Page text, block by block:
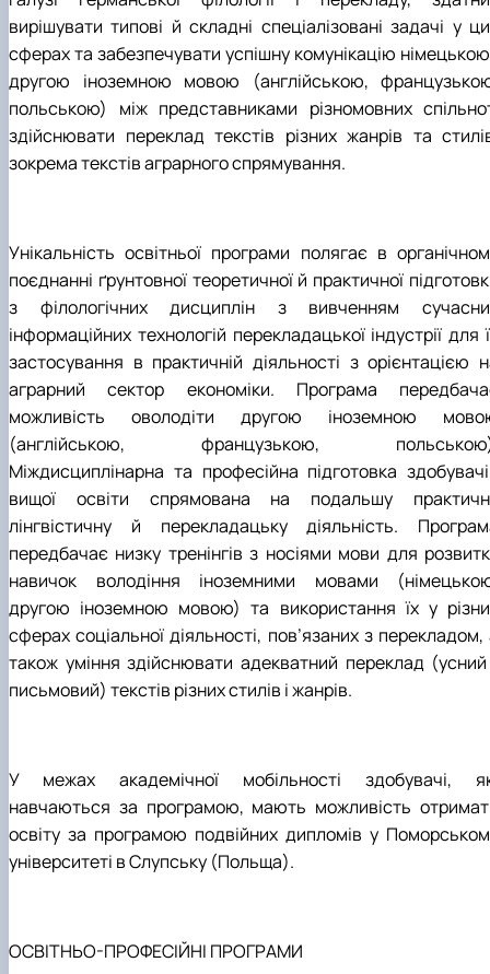
вирішувати типові й складні спеціалізовані задачі у
сферах та забезпечувати успішну комунікацію німецькою
другою іноземною мовою (англійською,
польською) між представниками різномовних
здійснювати переклад текстів різних жанрів та
зокрема текстів аграрного спрямування.
Унікальність освітньої програми полягає в
поєднанні ґрунтовної теоретичної й практичної
з філологічних дисциплін з вивченням
інформаційних технологій перекладацької індустрії для
застосування в практичній діяльності з орієнтацією
аграрний сектор економіки. Програма
можливість оволодіти другою іноземною
(англійською, французькою,
Міждисциплінарна та професійна підготовка
вищої освіти спрямована на подальшу
лінгвістичну й перекладацьку діяльність.
передбачає низку тренінгів з носіями мови для
навичок володіння іноземними мовами
другою іноземною мовою) та використання їх у
сферах соціальної діяльності, пов’язаних з перекладом,
також уміння здійснювати адекватний переклад (усний
письмовий) текстів різних стилів і жанрів.
У межах академічної мобільності здобувачі,
навчаються за програмою, мають можливість
освіту за програмою подвійних дипломів у
університеті в Слупську (Польща).
ОСВІТНЬО-ПРОФЕСІЙНІ ПРОГРАМИ